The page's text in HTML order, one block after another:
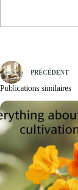
PRÉCÉDENT
Publications similaires